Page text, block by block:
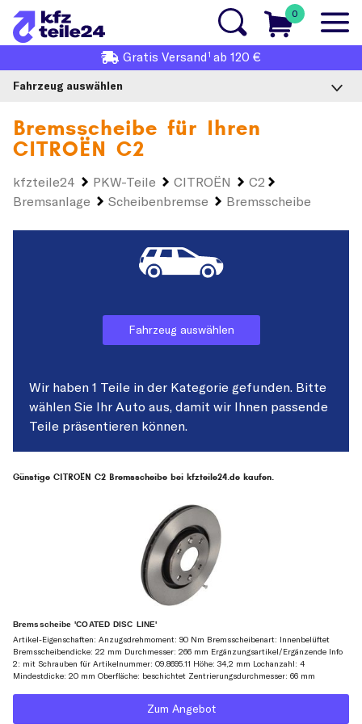
0
Gratis Versand1 ab 120 €
Fahrzeug auswählen
Bremsscheibe für Ihren
CITROËN C2
kfzteile24 PKW-Teile CITROËN
C2
Bremsanlage
Scheibenbremse Bremsscheibe
Fahrzeug auswählen
Wir haben 1 Teile in der Kategorie gefunden. Bitte
wählen Sie Ihr Auto aus, damit wir Ihnen passende
Teile präsentieren können.
Günstige CITROËN C2 Bremsscheibe bei kfzteile24.de kaufen.
Bremsscheibe 'COATED DISC LINE'
Artikel-Eigenschaften: Anzugsdrehmoment: 90 Nm Bremsscheibenart: Innenbelüftet
Bremsscheibendicke: 22 mm Durchmesser: 266 mm Ergänzungsartikel/Ergänzende Info
2: mit Schrauben für Artikelnummer: 09.8695.11 Höhe: 34,2 mm Lochanzahl: 4
Mindestdicke: 20 mm Oberfläche: beschichtet Zentrierungsdurchmesser: 66 mm
Zum Angebot